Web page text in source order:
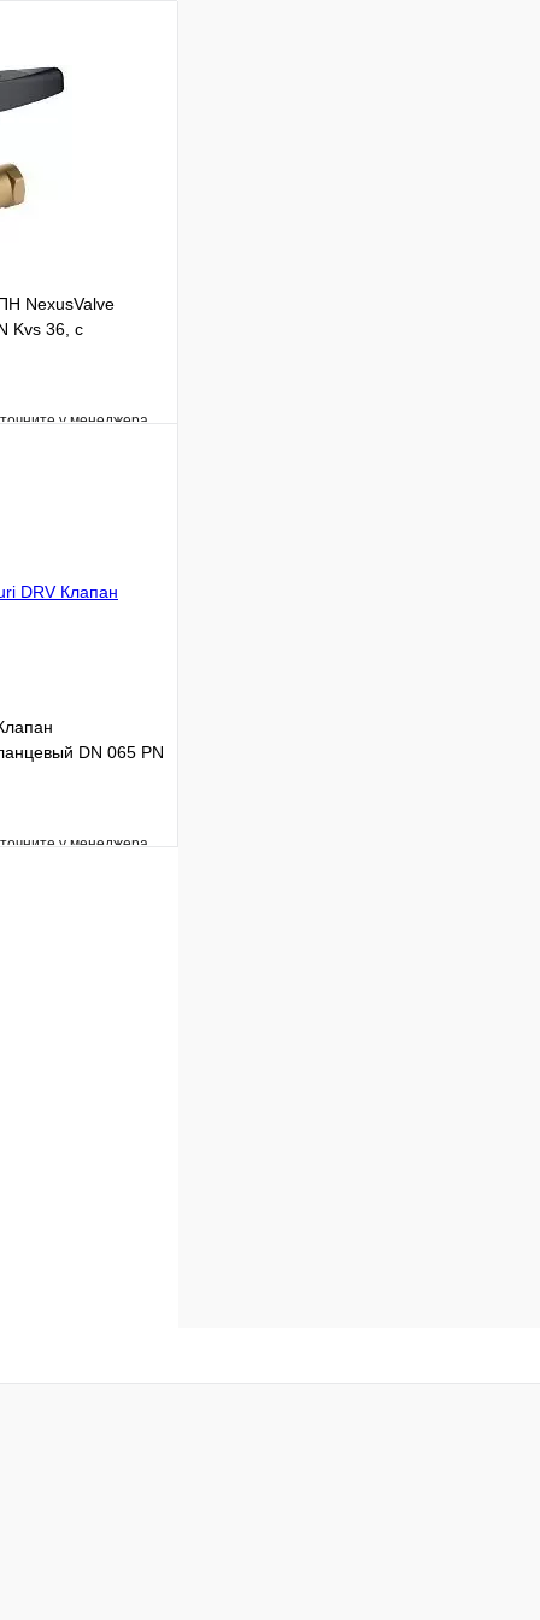
NexusValve
Kvs 36, с
у менеджера
DN 065 PN
у менеджера